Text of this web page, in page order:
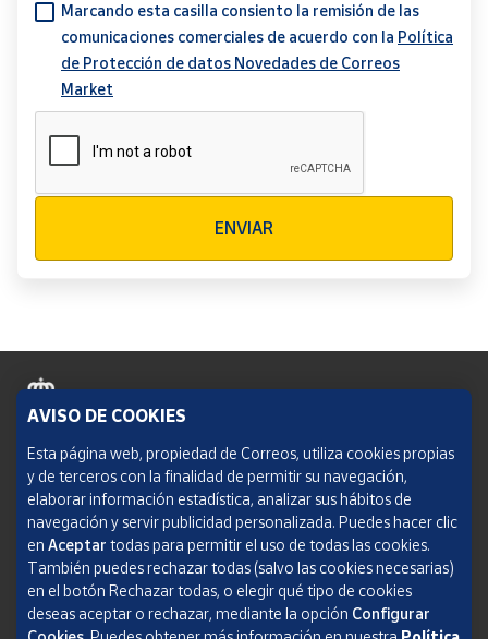
Marcando esta casilla consiento la remisión de las
comunicaciones comerciales de acuerdo con la Política
de Protección de datos Novedades de Correos
Market
ENVIAR
Política de cookies
Aviso legal
Condiciones del servicio
Política de Privacidad Web
Informe de transparencia
AVISO DE COOKIES
Esta página web, propiedad de Correos, utiliza cookies propias
y de terceros con la finalidad de permitir su navegación,
elaborar información estadística, analizar sus hábitos de
navegación y servir publicidad personalizada. Puedes hacer clic
en Aceptar todas para permitir el uso de todas las cookies.
También puedes rechazar todas (salvo las cookies necesarias)
en el botón Rechazar todas, o elegir qué tipo de cookies
deseas aceptar o rechazar, mediante la opción Configurar